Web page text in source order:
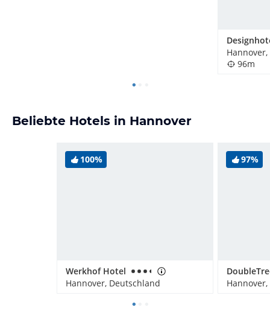
96m
Beliebte Hotels in Hannover
100%
Werkhof Hotel
Hannover, Deutschland
97%